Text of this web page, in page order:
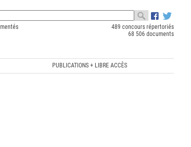
489 concours répertoriés
68 506 documents
PUBLICATIONS + LIBRE ACCÈS